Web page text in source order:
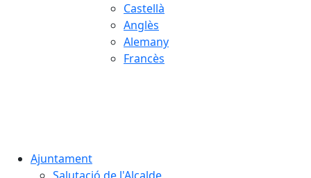
Castellà
Anglès
Alemany
Francès
Ajuntament